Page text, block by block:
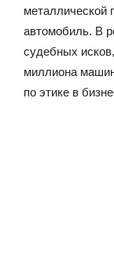
металлической
автомобиль. В
судебных
миллиона
по этике в